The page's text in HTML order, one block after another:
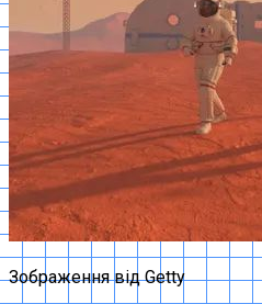
Зображення від Getty